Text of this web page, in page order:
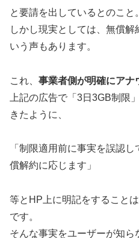
と要請を出しているとのこと。
しかし現実としては、無償
いう声もあります。
これ、 事業者側が明確にアナ
上記の広告で「3日3GB制限
きたように、
「制限適用前に事実を誤認
償解約に応じます」
等とHP上に明記をすること
です。
そんな事実をユーザーが知ら